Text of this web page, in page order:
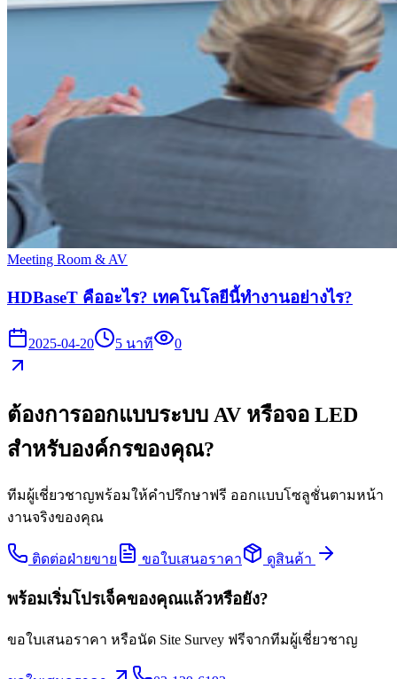
Meeting Room & AV
HDBaseT คืออะไร? เทคโนโลยีนี้ทำงานอย่างไร?
2025-04-20 5 นาที 0
ต้องการออกแบบระบบ AV หรือจอ LED
สำหรับองค์กรของคุณ?
ทีมผู้เชี่ยวชาญพร้อมให้คำปรึกษาฟรี ออกแบบโซลูชั่นตามหน้า
งานจริงของคุณ
ติดต่อฝ่ายขาย ขอใบเสนอราคา ดูสินค้า
พร้อมเริ่มโปรเจ็คของคุณแล้วหรือยัง?
ขอใบเสนอราคา หรือนัด Site Survey ฟรีจากทีมผู้เชี่ยวชาญ